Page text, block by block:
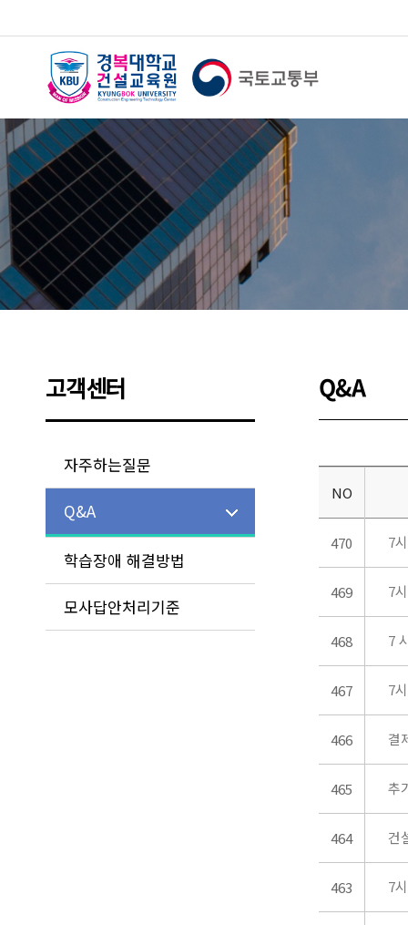
고객센터
자주하는질문
Q&A
학습장애 해결방법
모사답안처리기준
Q&A
NO
470 7
469 7
468 7
467 7
466 결
465 추
464 건
463 7